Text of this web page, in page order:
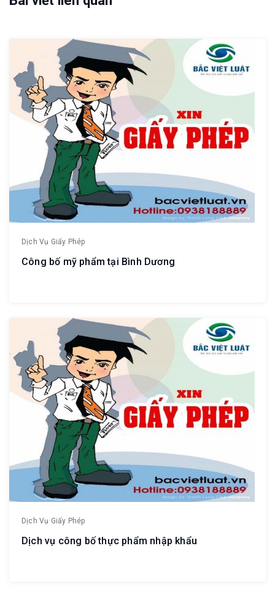
Dịch Vụ Giấy Phép
Công bố mỹ phẩm tại Bình Dương
Dịch Vụ Giấy Phép
Dịch vụ công bố thực phẩm nhập khẩu